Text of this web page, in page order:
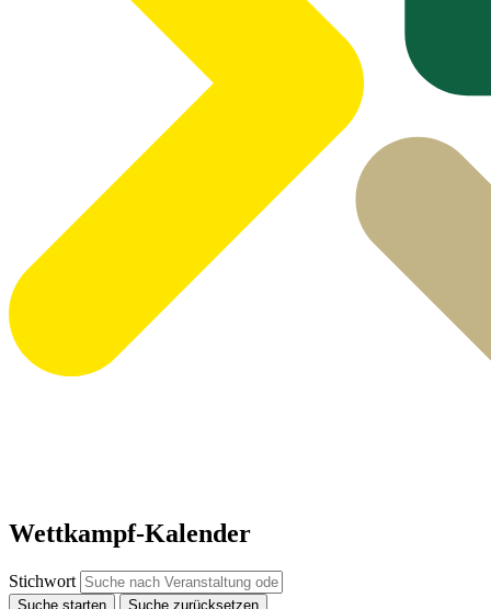
Wettkampf-Kalender
Stichwort
Suche starten Suche zurücksetzen